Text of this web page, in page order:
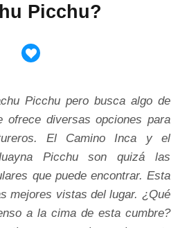
Picchu?
Picchu pero busca algo de
ofrece diversas opciones para
El Camino Inca y el
Picchu son quizá las
que puede encontrar. Esta
mejores vistas del lugar. ¿Qué
a la cima de esta cumbre?